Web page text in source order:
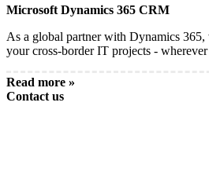
Microsoft Dynamics 365 CRM
As a global partner with Dynamics 365,
your cross-border IT projects -
Read more »
Contact us